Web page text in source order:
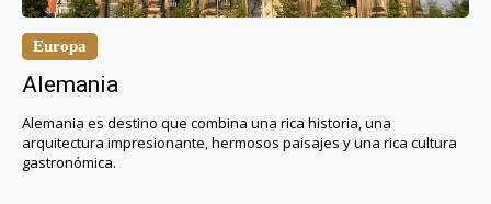
Europa
Alemania
Alemania es destino que combina una rica historia, una
arquitectura impresionante, hermosos paisajes y una rica cultura
gastronómica.